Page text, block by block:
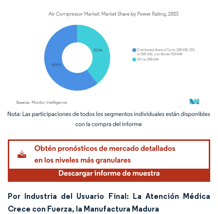
Imagen © Mordor Intelligence. El uso requiere atribución según CC BY 4.0.
Por Industria del Usuario Final: La Atención Médica
Crece con Fuerza, la Manufactura Madura